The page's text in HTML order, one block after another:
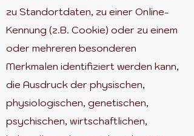
zu Standortdaten, zu einer Online-
Kennung (z.B. Cookie) oder zu einem
oder mehreren besonderen
Merkmalen identifiziert werden kann,
die Ausdruck der physischen,
physiologischen, genetischen,
psychischen, wirtschaftlichen,